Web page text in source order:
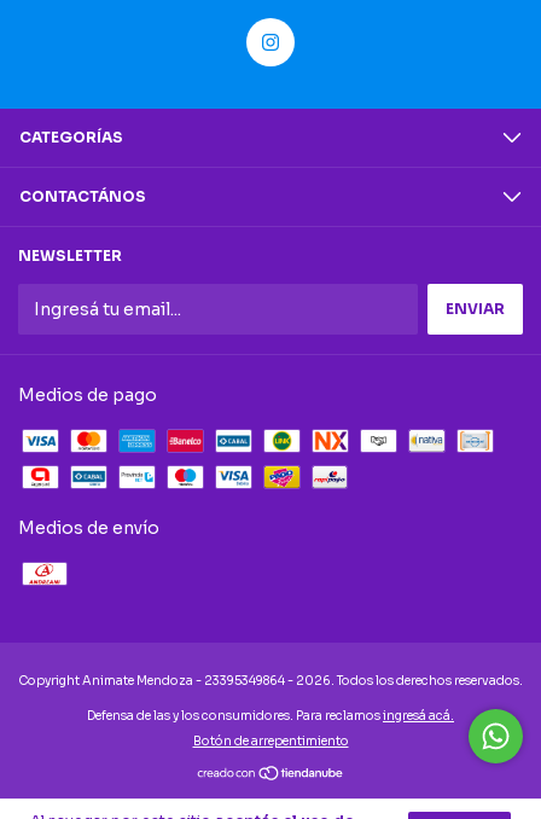
CATEGORÍAS
CONTACTÁNOS
NEWSLETTER
Medios de pago
Medios de envío
Copyright Animate Mendoza - 23395349864 - 2026. Todos los derechos reservados.
Defensa de las y los consumidores. Para reclamosingresá acá.
Botón de arrepentimiento